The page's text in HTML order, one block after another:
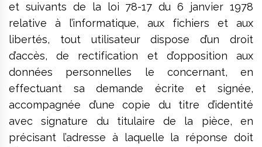
et suivants de la loi 78-17 du 6 janvier 1978
relative à l’informatique, aux fichiers et aux
libertés, tout utilisateur dispose d’un droit
d’accès, de rectification et d’opposition aux
données personnelles le concernant, en
effectuant sa demande écrite et signée,
accompagnée d’une copie du titre d’identité
avec signature du titulaire de la pièce, en
précisant l’adresse à laquelle la réponse doit